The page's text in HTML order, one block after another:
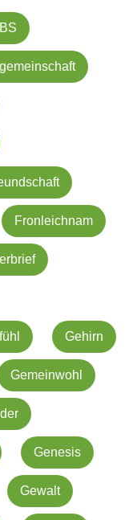
Fronleichnam
Gehirn
Gemeinwohl
Genesis
Gewalt